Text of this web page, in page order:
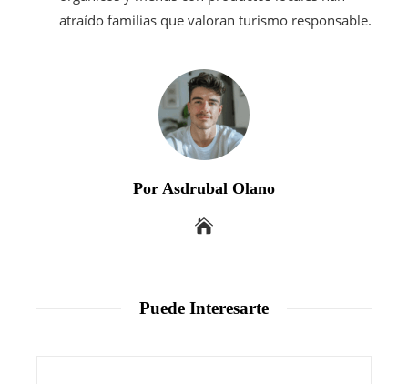
atraído familias que valoran turismo responsable.
Por Asdrubal Olano
Puede Interesarte